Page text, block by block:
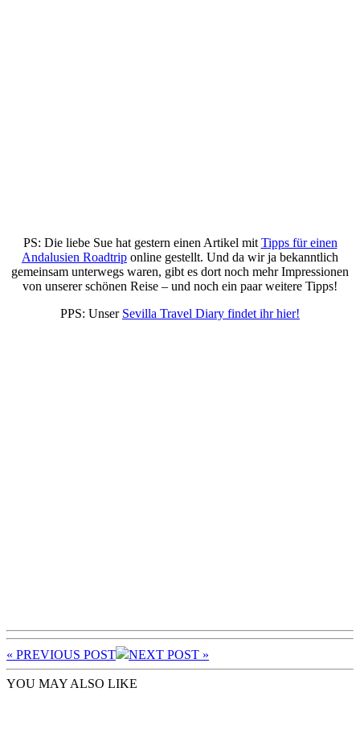
PS: Die liebe Sue hat gestern einen Artikel mit Tipps für einen
Andalusien Roadtrip online gestellt. Und da wir ja bekanntlich
gemeinsam unterwegs waren, gibt es dort noch mehr Impressionen
von unserer schönen Reise – und noch ein paar weitere Tipps!
PPS: Unser Sevilla Travel Diary findet ihr hier!
« PREVIOUS POST NEXT POST »
YOU MAY ALSO LIKE